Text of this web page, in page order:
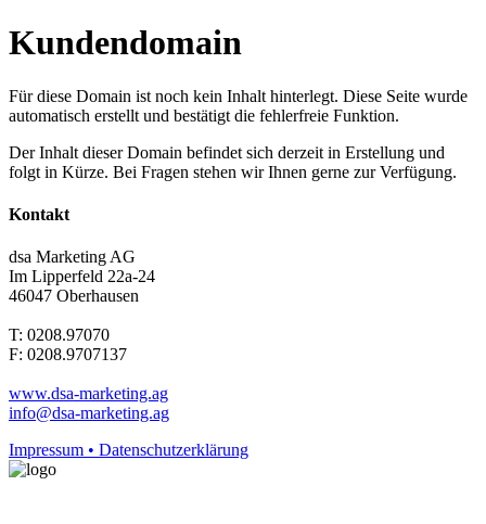
Kundendomain
Für diese Domain ist noch kein Inhalt hinterlegt. Diese Seite wurde
automatisch erstellt und bestätigt die fehlerfreie Funktion.
Der Inhalt dieser Domain befindet sich derzeit in Erstellung und
folgt in Kürze. Bei Fragen stehen wir Ihnen gerne zur Verfügung.
Kontakt
dsa Marketing AG
Im Lipperfeld 22a-24
46047 Oberhausen
T: 0208.97070
F: 0208.9707137
www.dsa-marketing.ag
info@dsa-marketing.ag
Impressum • Datenschutzerklärung